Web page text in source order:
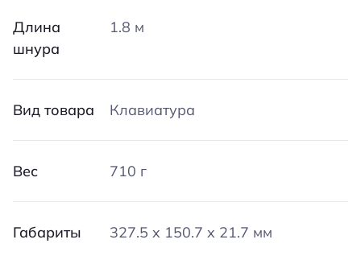
Длина
шнура
1.8 м
Вид товара Клавиатура
Вес 710 г
Габариты 327.5 x 150.7 x 21.7 мм